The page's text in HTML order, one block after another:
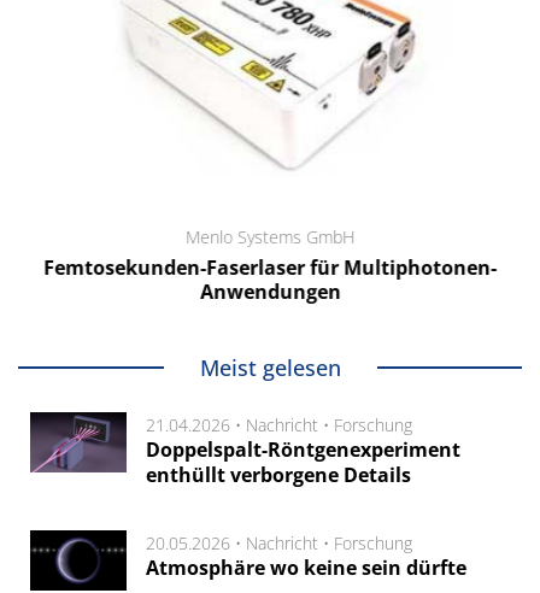
Menlo Systems GmbH
Femtosekunden-Faserlaser für Multiphotonen-
Anwendungen
Meist gelesen
21.04.2026 • Nachricht • Forschung
Doppelspalt-Röntgenexperiment
enthüllt verborgene Details
20.05.2026 • Nachricht • Forschung
Atmosphäre wo keine sein dürfte